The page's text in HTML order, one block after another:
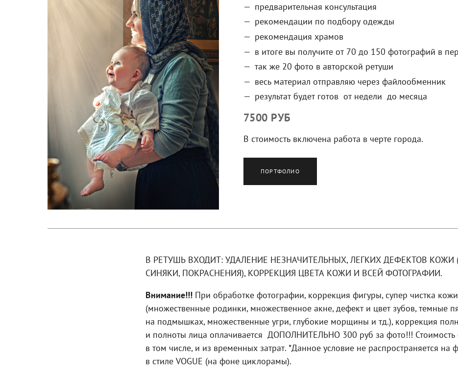
предварительная консультация
рекомендации по подбору одежды
рекомендация храмов
в итоге вы получите от 70 до 150 фотографий в
так же 20 фото в авторской ретуши
весь материал отправляю через файлообменник
результат будет готов от недели до месяца
7500 РУБ
В стоимость включена работа в черте города.
ПОРТФОЛИО
В РЕТУШЬ ВХОДИТ: УДАЛЕНИЕ НЕЗНАЧИТЕЛЬНЫХ, ЛЕГКИХ ДЕФЕКТОВ
СИНЯКИ, ПОКРАСНЕНИЯ), КОРРЕКЦИЯ ЦВЕТА КОЖИ И ВСЕЙ ФОТОГРАФИИ.
Внимание!!! При обработке фотографии, коррекция фигуры, супер чистка
(множественные родинки, множественное акне, дефект и цвет зубов, темные
на подмышках, множественные угри, глубокие морщины и тд.), коррекция
и полноты лица оплачивается ДОПОЛНИТЕЛЬНО 300 руб за фото!!! Стоимость
в том числе, и из временных затрат. *Данное условие не распространяется на
в стиле VOGUE (на фоне циклорамы).